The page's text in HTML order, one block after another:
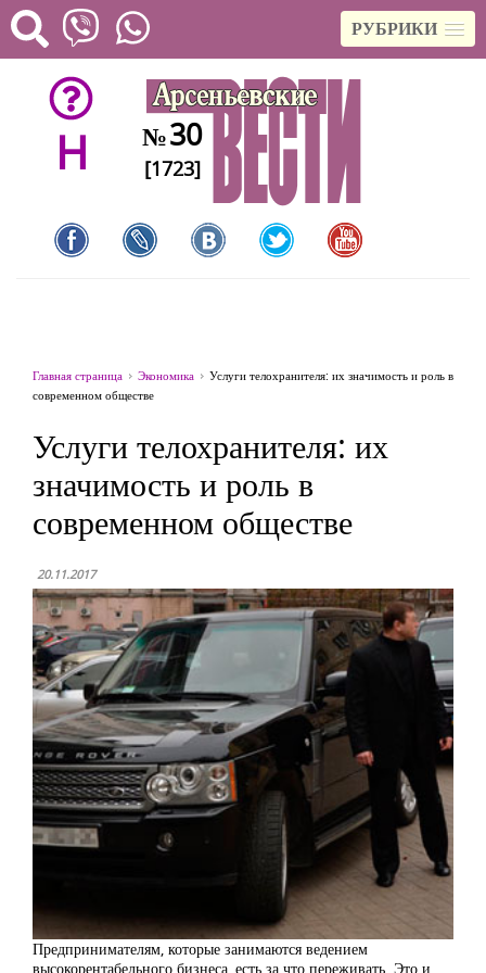
РУБРИКИ
H №30
[1723]
Главная страница Экономика
Услуги телохранителя: их значимость и роль в
современном обществе
Услуги телохранителя: их
значимость и роль в
современном обществе
20.11.2017
Предпринимателям, которые занимаются ведением
высокорентабельного бизнеса, есть за что переживать. Это и